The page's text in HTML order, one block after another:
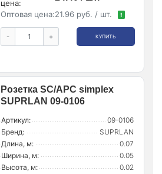
цена:
Оптовая цена:21.96 руб. / шт. !
- + КУПИТЬ
Розетка SC/APC simplex
SUPRLAN 09-0106
Артикул:
09-0106
Бренд:
SUPRLAN
Длина, м:
0.07
Ширина, м:
0.05
Высота, м:
0.02